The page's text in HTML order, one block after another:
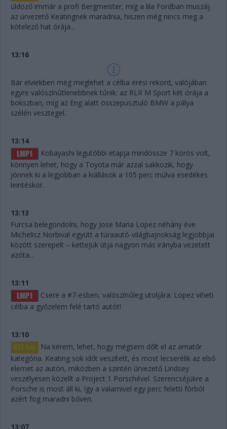
üldöző immár a profi Bergmeister, míg a lila Fordban muszáj
az úrvezető Keatingnek maradnia, hiszen még nincs meg a
kötelező hat órája...
13:16
Bár elviekben még meglehet a célba érési rekord, valójában
egyre valószínűtlenebbnek tűnik: az RLR M Sport két órája a
bokszban, míg az Eng alatt összepusztuló BMW a pálya
szélén vesztegel.
13:14
Kobayashi legutóbbi etapja mindössze 7 körös volt,
könnyen lehet, hogy a Toyota már azzal sakkozik, hogy
jönnek ki a legjobban a kiállások a 105 perc múlva esedékes
leintéskor.
13:13
Furcsa belegondolni, hogy Jose Maria Lopez néhány éve
Michelisz Norbival együtt a túraautó-világbajnokság legjobbjai
között szerepelt – kettejük útja nagyon más irányba vezetett
azóta...
13:11
Csere a #7-esben, valószínűleg utoljára: Lopez viheti
célba a győzelem felé tartó autót!
13:10
Na kérem, lehet, hogy mégsem dőlt el az amatőr
kategória. Keating sok időt veszített, és most lecserélik az első
elemet az autón, miközben a szintén úrvezető Lindsey
veszélyesen közelít a Project 1 Porschével. Szerencséjükre a
Porsche is most áll ki, így a valamivel egy perc feletti fórból
azért fog maradni bőven.
13:07